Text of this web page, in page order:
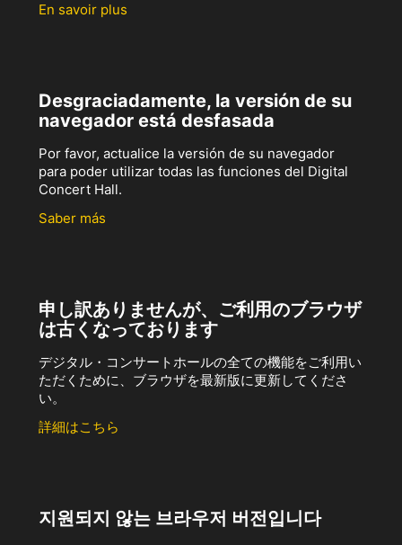
En savoir plus
Desgraciadamente, la versión de su
navegador está desfasada
Por favor, actualice la versión de su navegador
para poder utilizar todas las funciones del Digital
Concert Hall.
Saber más
申し訳ありませんが、ご利用のブラウザ
は古くなっております
デジタル・コンサートホールの全ての機能をご利用い
ただくために、ブラウザを最新版に更新してくださ
い。
詳細はこちら
지원되지 않는 브라우저 버전입니다